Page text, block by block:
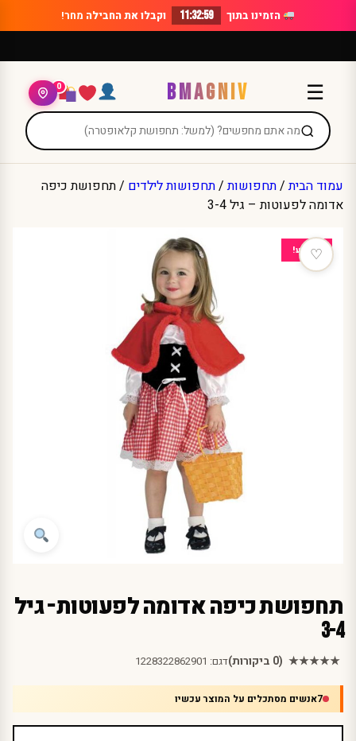
to
הזמינו בתוך 11:32:59 וקבלו את החבילה מחר!
☰
BMAGNIV
0
עמוד הבית/תחפושות/תחפושות לילדים / תחפושת כיפה
אדומה לפעוטות – גיל 3-4
מבצע!
תחפושת כיפה אדומה לפעוטות – גיל
3-4
♡
★★★★★ (0 ביקורות) דגם: 1228322862901
7אנשים מסתכלים על המוצר עכשיו